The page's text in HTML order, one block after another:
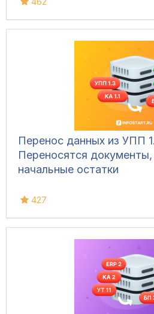
Перенос данных из УПП
Переносятся документы,
начальные остатки
427